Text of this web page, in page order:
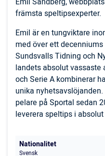
främsta speltipsexperter.
Emil är en tungviktare
med över ett
Sundsvalls Tidning och
landets absolut vassaste
och Serie A kombinerar
unika
pelare på Sportal sedan
leverera speltips i
Nationalitet
Svensk